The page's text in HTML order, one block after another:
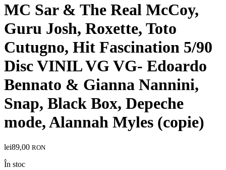
MC Sar & The Real McCoy,
Guru Josh, Roxette, Toto
Cutugno, Hit Fascination 5/90
Disc VINIL VG VG- Edoardo
Bennato & Gianna Nannini,
Snap, Black Box, Depeche
mode, Alannah Myles (copie)
lei89,00 RON
În stoc